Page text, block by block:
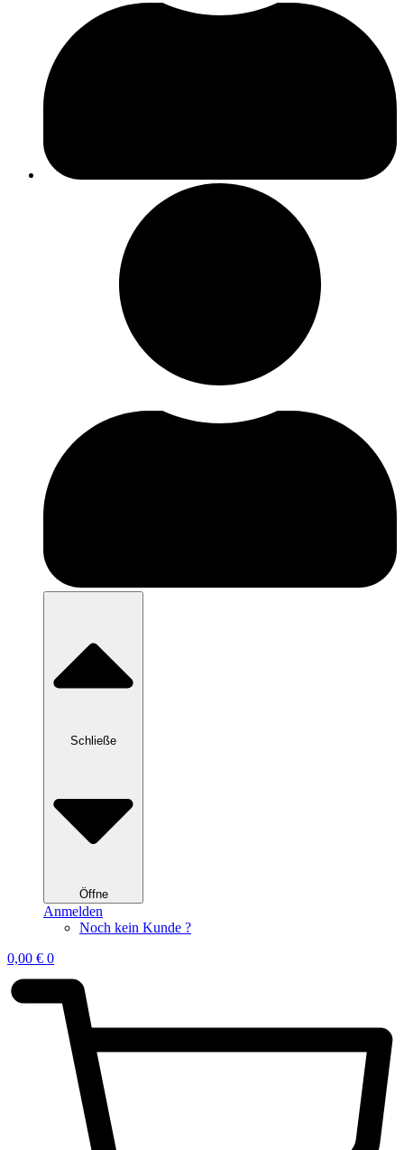
Schließe
Öffne
Anmelden
Noch kein Kunde ?
0,00 € 0